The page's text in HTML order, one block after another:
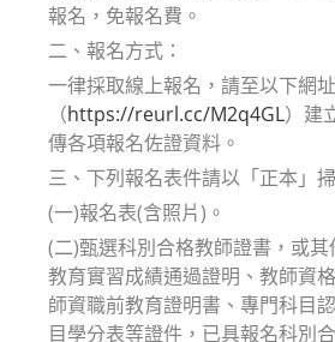
報名，免報名費。
二、報名方式：
一律採取線上報名，請至以下網址
（https://reurl.cc/M2q4GL）建
傳各項報名佐證資料。
三、下列報名表件請以「正本」
(一)報名表(含照片)。
(二)甄選科別合格教師證書，或
教育實習成績通過證明、教師資
師資職前教育證明書、專門科目
目學分表等證件，已具報名科別